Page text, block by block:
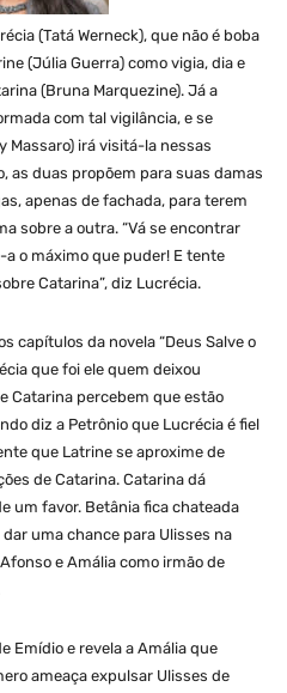
(Tatá Werneck), que não é boba
(Júlia Guerra) como vigia, dia e
(Bruna Marquezine). Já a
com tal vigilância, e se
Massaro) irá visitá-la nessas
as duas propõem para suas damas
apenas de fachada, para terem
sobre a outra. “Vá se encontrar
o máximo que puder! E tente
Catarina”, diz Lucrécia.
capítulos da novela “Deus Salve o
que foi ele quem deixou
Catarina percebem que estão
diz a Petrônio que Lucrécia é fiel
que Latrine se aproxime de
de Catarina. Catarina dá
um favor. Betânia fica chateada
uma chance para Ulisses na
e Amália como irmão de
Emídio e revela a Amália que
ameaça expulsar Ulisses de